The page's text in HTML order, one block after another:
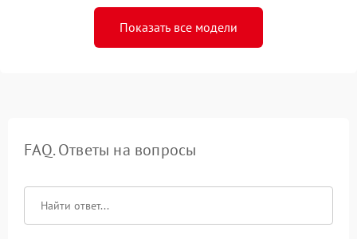
Показать все модели
FAQ. Ответы на вопросы